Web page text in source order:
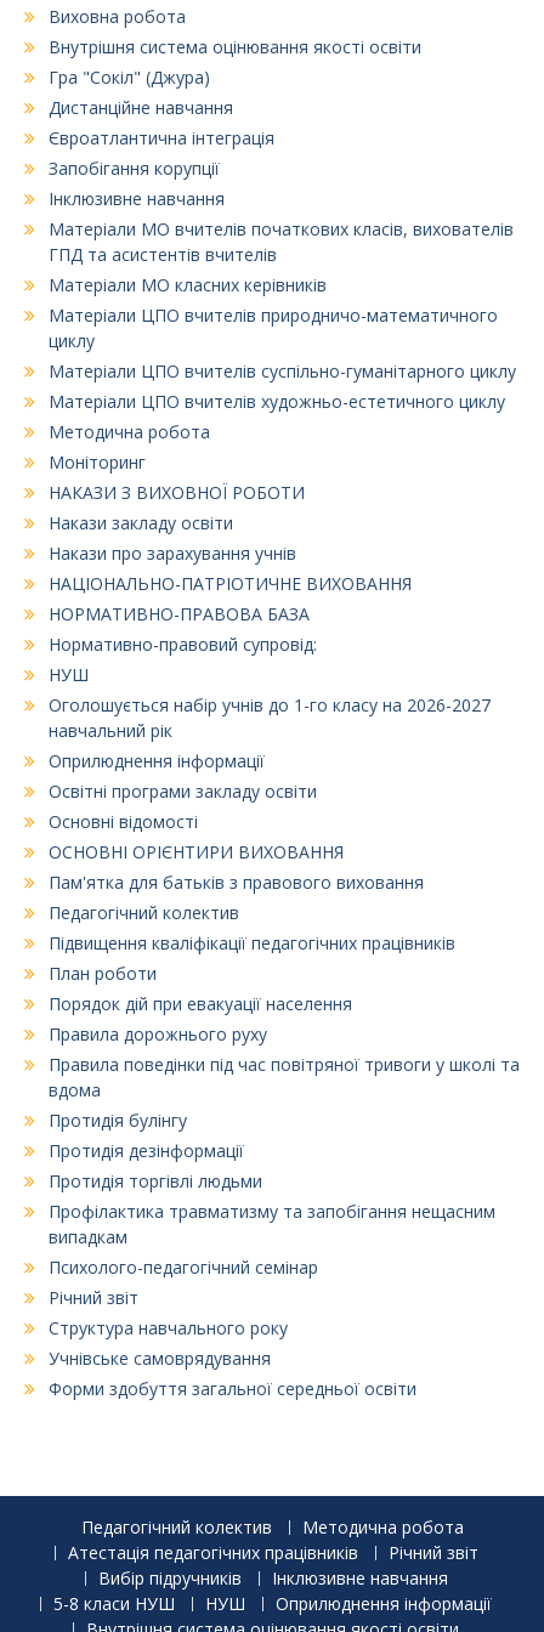
Виховна робота
Внутрішня система оцінювання якості освіти
Гра "Сокіл" (Джура)
Дистанційне навчання
Євроатлантична інтеграція
Запобігання корупції
Інклюзивне навчання
Матеріали МО вчителів початкових класів, вихователів
ГПД та асистентів вчителів
Матеріали МО класних керівників
Матеріали ЦПО вчителів природничо-математичного
циклу
Матеріали ЦПО вчителів суспільно-гуманітарного циклу
Матеріали ЦПО вчителів художньо-естетичного циклу
Методична робота
Моніторинг
НАКАЗИ З ВИХОВНОЇ РОБОТИ
Накази закладу освіти
Накази про зарахування учнів
НАЦІОНАЛЬНО-ПАТРІОТИЧНЕ ВИХОВАННЯ
НОРМАТИВНО-ПРАВОВА БАЗА
Нормативно-правовий супровід:
НУШ
Оголошується набір учнів до 1-го класу на 2026-2027
навчальний рік
Оприлюднення інформації
Освітні програми закладу освіти
Основні відомості
ОСНОВНІ ОРІЄНТИРИ ВИХОВАННЯ
Пам'ятка для батьків з правового виховання
Педагогічний колектив
Підвищення кваліфікації педагогічних працівників
План роботи
Порядок дій при евакуації населення
Правила дорожнього руху
Правила поведінки під час повітряної тривоги у школі та
вдома
Протидія булінгу
Протидія дезінформації
Протидія торгівлі людьми
Профілактика травматизму та запобігання нещасним
випадкам
Психолого-педагогічний семінар
Річний звіт
Структура навчального року
Учнівське самоврядування
Форми здобуття загальної середньої освіти
Педагогічний колектив
Методична робота
Атестація педагогічних працівників
Річний звіт
Вибір підручників
Інклюзивне навчання
5-8 класи НУШ
НУШ
Оприлюднення інформації